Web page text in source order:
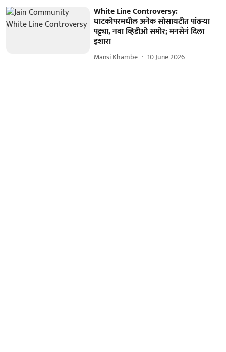
White Line Controversy:
घाटकोपरमधील अनेक सोसायटीत पांढऱ्या
पट्ट्या, नवा व्हिडीओ समोर; मनसेनं दिला
इशारा
Mansi Khambe 10 June 2026